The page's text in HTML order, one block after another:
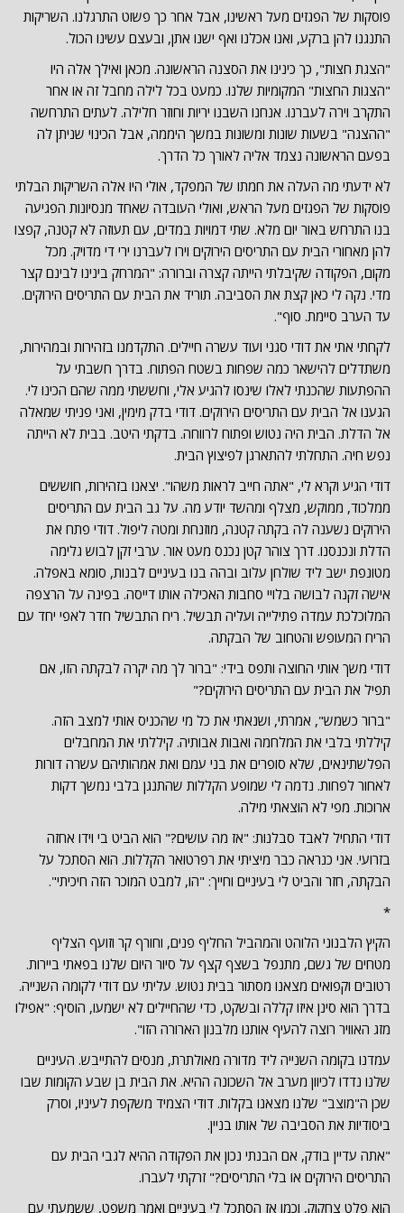
פוסקות של הפגזים מעל ראשינו, אבל אחר כך פשוט התרגלנו. השריקות
התנגנו להן ברקע, ואנו אכלנו ואף ישנו אתן, ובעצם עשינו הכול.
"הצגת חצות", כך כינינו את הסצנה הראשונה. מכאן ואילך אלה היו
"הצגות החצות" המקומיות שלנו. כמעט בכל לילה מחבל זה או אחר
התקרב וירה לעברנו. אנחנו השבנו יריות וחוזר חלילה. לעתים התרחשה
"ההצגה" בשעות שונות ומשונות במשך היממה, אבל הכינוי שניתן לה
בפעם הראשונה נצמד אליה לאורך כל הדרך.
לא ידעתי מה העלה את חמתו של המפקד, אולי היו אלה השריקות הבלתי
פוסקות של הפגזים מעל הראש, ואולי העובדה שאחד מנסיונות הפגיעה
בנו התרחש באור יום מלא. שתי דמויות במדים, עם תעוזה לא קטנה, קפצו
להן מאחורי הבית עם התריסים הירוקים וירו לעברנו ירי די מדויק. מכל
מקום, הפקודה שקיבלתי הייתה קצרה וברורה: "המרחק בינינו לבינם קצר
מדי. נקה לי כאן קצת את הסביבה. תוריד את הבית עם התריסים הירוקים.
עד הערב סיימת. סוף".
לקחתי אתי את דודי סגני ועוד עשרה חיילים. התקדמנו בזהירות ובמהירות,
משתדלים להישאר כמה שפחות בשטח הפתוח. בדרך חשבתי על
ההפתעות שהכנתי לאלו שינסו להגיע אלי, וחששתי ממה שהם הכינו לי.
הגענו אל הבית עם התריסים הירוקים. דודי בדק מימין, ואני פניתי שמאלה
אל הדלת. הבית היה נטוש ופתוח לרווחה. בדקתי היטב. בבית לא הייתה
נפש חיה. התחלתי להתארגן לפיצוץ הבית.
דודי הגיע וקרא לי, "אתה חייב לראות משהו". יצאנו בזהירות, חוששים
ממלכוד, ממוקש, מצלף ומהשד יודע מה. על גב הבית עם התריסים
הירוקים נשענה לה בקתה קטנה, מוזנחת ומטה ליפול. דודי פתח את
הדלת ונכנסנו. דרך צוהר קטן נכנס מעט אור. ערבי זקן לבוש גלימה
מטונפת ישב ליד שולחן עלוב ובהה בנו בעיניים לבנות, סומא באפלה.
אישה זקנה לבושה בלויי סחבות האכילה אותו דייסה. בפינה על הרצפה
המלוכלכת עמדה פתילייה ועליה תבשיל. ריח התבשיל חדר לאפי יחד עם
הריח המעופש והטחוב של הבקתה.
דודי משך אותי החוצה ותפס בידי: "ברור לך מה יקרה לבקתה הזו, אם
תפיל את הבית עם התריסים הירוקים?"
"ברור כשמש", אמרתי, ושנאתי את כל מי שהכניס אותי למצב הזה.
קיללתי בלבי את המלחמה ואבות אבותיה. קיללתי את המחבלים
הפלשתינאים, שלא סופרים את בני עמם ואת אמהותיהם עשרה דורות
לאחור לפחות. נדמה לי שמופע הקללות שהתנגן בלבי נמשך דקות
ארוכות. מפי לא הוצאתי מילה.
דודי התחיל לאבד סבלנות: "אז מה עושים?" הוא הביט בי וידו אחזה
בזרועי. אני כנראה כבר מיציתי את רפרטואר הקללות. הוא הסתכל על
הבקתה, חזר והביט לי בעיניים וחייך: "הו, למבט המוכר הזה חיכיתי".
*
הקיץ הלבנוני הלוהט והמהביל החליף פנים, וחורף קר וזועף הצליף
מטחים של גשם, מתנפל בשצף קצף על סיור היום שלנו בפאתי ביירות.
רטובים וקפואים מצאנו מסתור בבית נטוש. עליתי עם דודי לקומה השנייה.
בדרך הוא סינן איזו קללה ובשקט, כדי שהחיילים לא ישמעו, הוסיף: "אפילו
מזג האוויר רוצה להעיף אותנו מלבנון הארורה הזו".
עמדנו בקומה השנייה ליד מדורה מאולתרת, מנסים להתייבש. העיניים
שלנו נדדו לכיוון מערב אל השכונה ההיא. את הבית בן שבע הקומות שבו
שכן ה"מוצב" שלנו מצאנו בקלות. דודי הצמיד משקפת לעיניו, וסרק
ביסודיות את הסביבה של אותו בניין.
"אתה עדיין בודק, אם הבנתי נכון את הפקודה ההיא לגבי הבית עם
התריסים הירוקים או בלי התריסים?" זרקתי לעברו.
הוא פלט צחקוק, וכמו אז הסתכל לי בעיניים ואמר משפט, ששמעתי עם